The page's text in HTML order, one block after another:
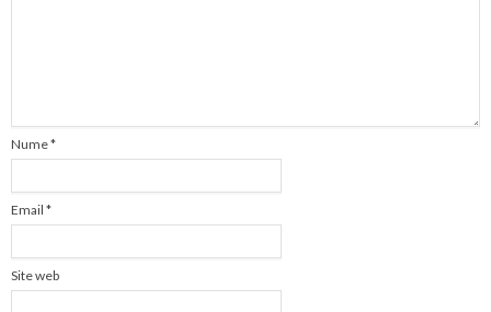
Nume*
Email *
Site web